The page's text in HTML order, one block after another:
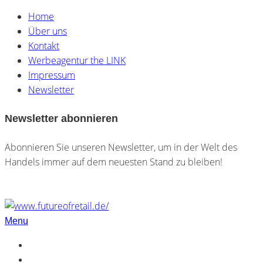
Home
Über uns
Kontakt
Werbeagentur the LINK
Impressum
Newsletter
Newsletter abonnieren
Abonnieren Sie unseren Newsletter, um in der Welt des
Handels immer auf dem neuesten Stand zu bleiben!
Menu